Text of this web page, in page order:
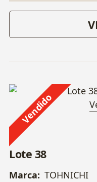
Vendido
Lote 38
Marca: TOHNICHI